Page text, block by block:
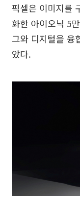
픽셀은 이미지를
화한 아이오닉 5
그와 디지털을 융
았다.